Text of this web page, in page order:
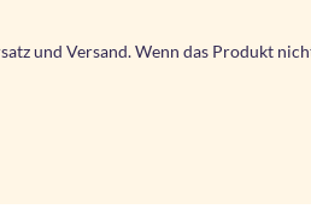
und Versand. Wenn das Produkt